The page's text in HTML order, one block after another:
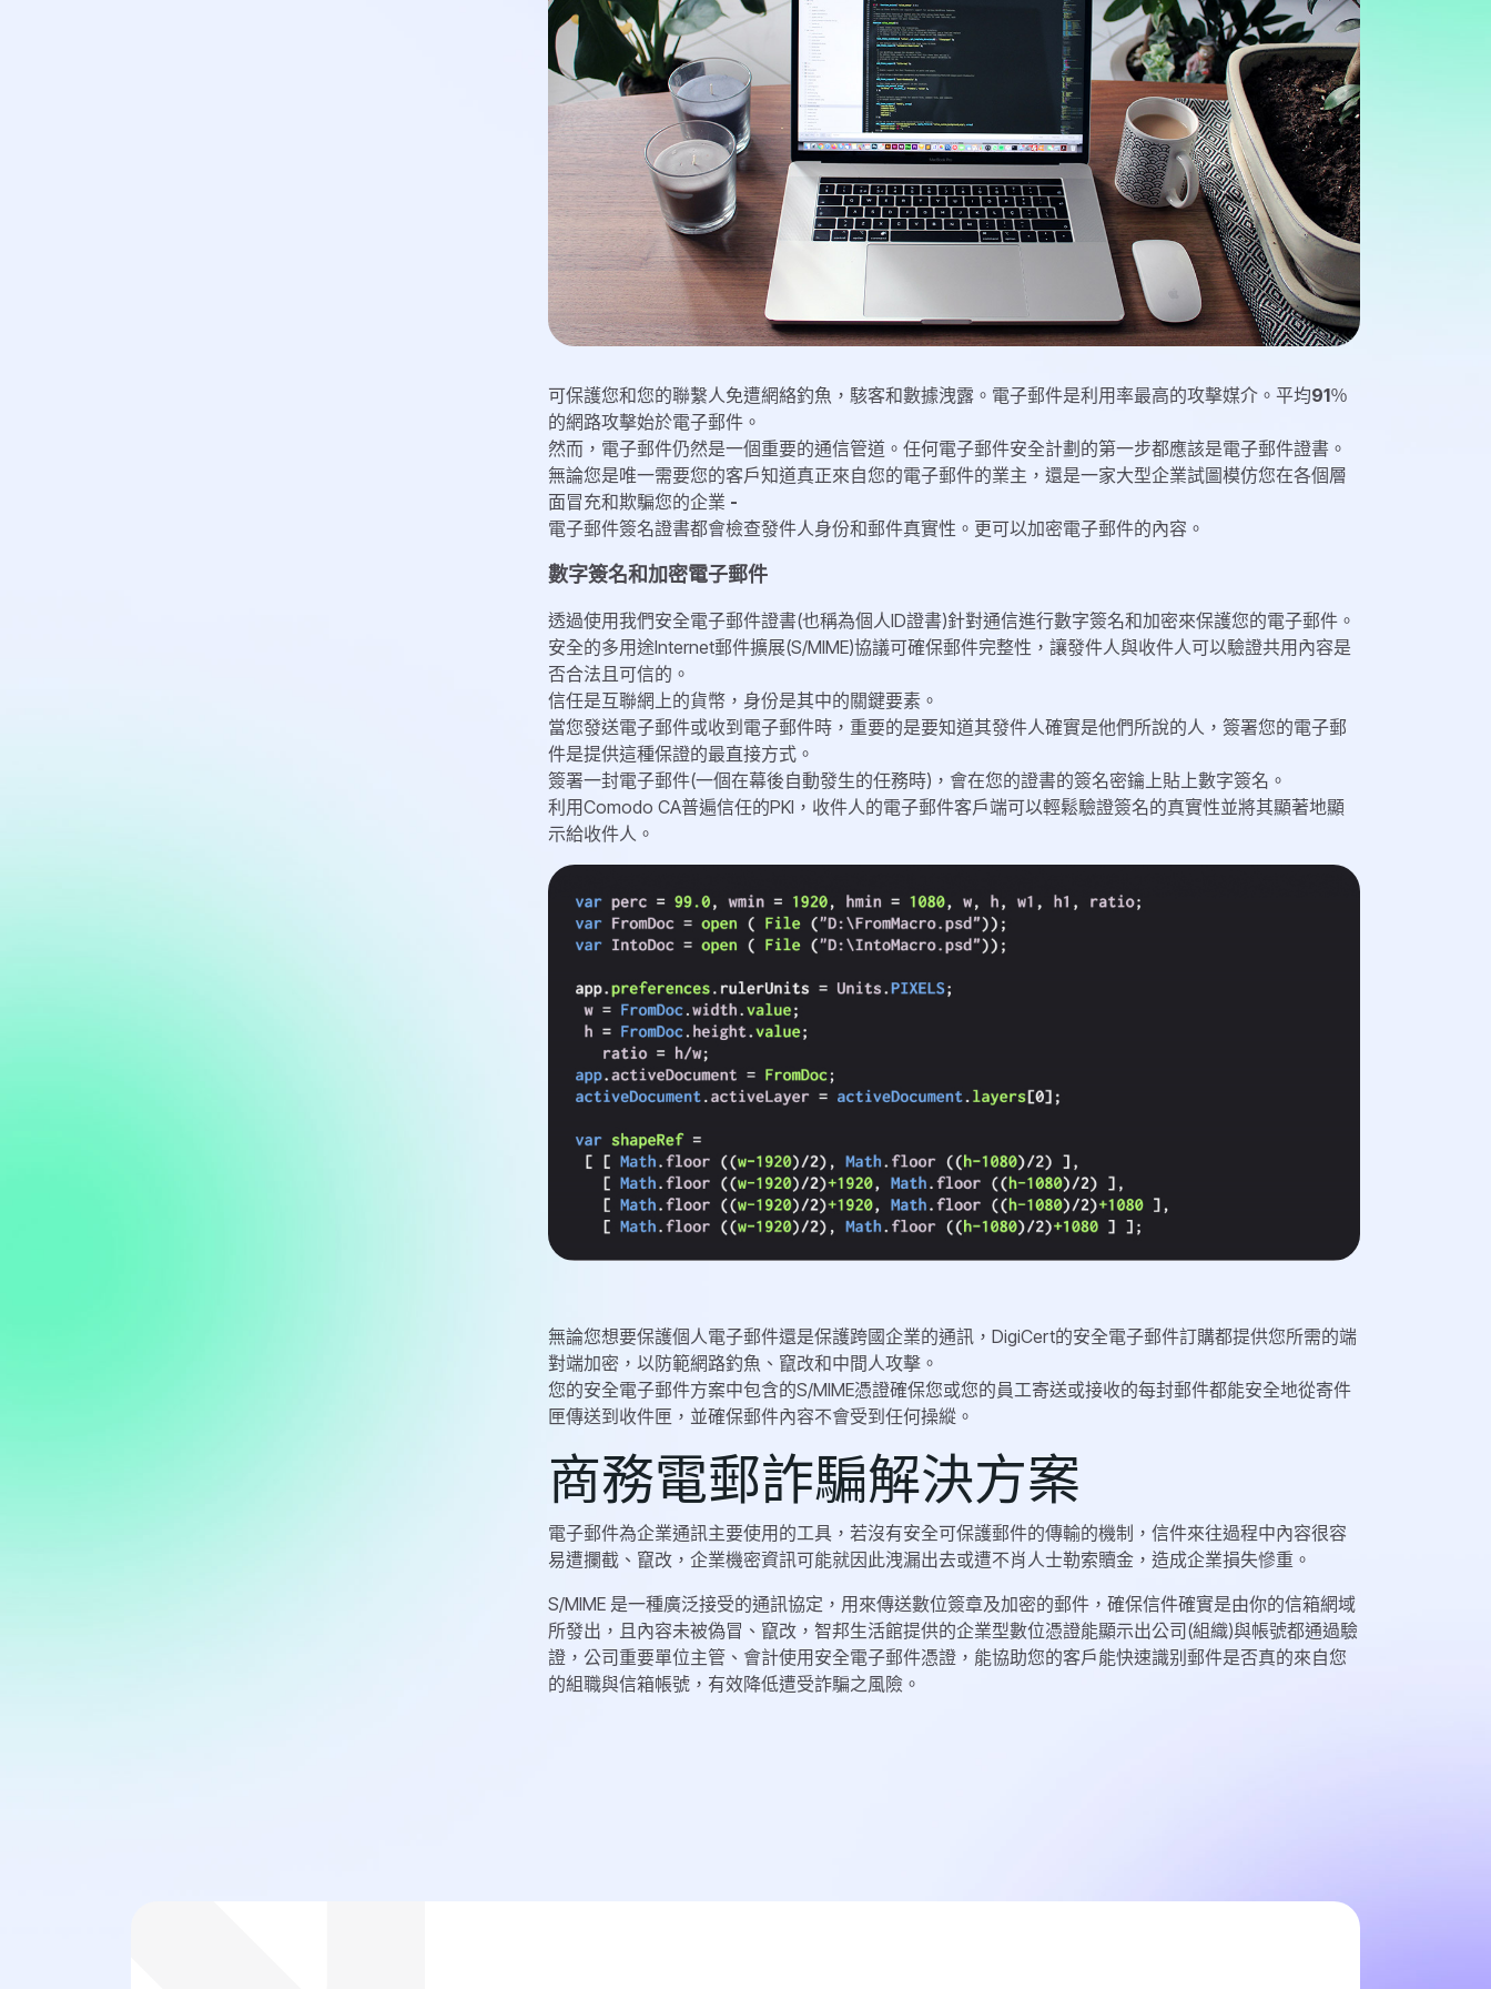
可保護您和您的聯繫人免遭網絡釣魚，駭客和數據洩露。電子郵件是利用率最高的攻擊媒介。平均91％
的網路攻擊始於電子郵件。
然而，電子郵件仍然是一個重要的通信管道。任何電子郵件安全計劃的第一步都應該是電子郵件證書。
無論您是唯一需要您的客戶知道真正來自您的電子郵件的業主，還是一家大型企業試圖模仿您在各個層
面冒充和欺騙您的企業 -
電子郵件簽名證書都會檢查發件人身份和郵件真實性。更可以加密電子郵件的內容。
數字簽名和加密電子郵件
透過使用我們安全電子郵件證書(也稱為個人ID證書)針對通信進行數字簽名和加密來保護您的電子郵件。
安全的多用途Internet郵件擴展(S/MIME)協議可確保郵件完整性，讓發件人與收件人可以驗證共用內容是
否合法且可信的。
信任是互聯網上的貨幣，身份是其中的關鍵要素。
當您發送電子郵件或收到電子郵件時，重要的是要知道其發件人確實是他們所說的人，簽署您的電子郵
件是提供這種保證的最直接方式。
簽署一封電子郵件(一個在幕後自動發生的任務時)，會在您的證書的簽名密鑰上貼上數字簽名。
利用Comodo CA普遍信任的PKI，收件人的電子郵件客戶端可以輕鬆驗證簽名的真實性並將其顯著地顯
示給收件人。
無論您想要保護個人電子郵件還是保護跨國企業的通訊，DigiCert的安全電子郵件訂購都提供您所需的端
對端加密，以防範網路釣魚、竄改和中間人攻擊。
您的安全電子郵件方案中包含的S/MIME憑證確保您或您的員工寄送或接收的每封郵件都能安全地從寄件
匣傳送到收件匣，並確保郵件內容不會受到任何操縱。
商務電郵詐騙解決方案
電子郵件為企業通訊主要使用的工具，若沒有安全可保護郵件的傳輸的機制，信件來往過程中內容很容
易遭攔截、竄改，企業機密資訊可能就因此洩漏出去或遭不肖人士勒索贖金，造成企業損失慘重。
S/MIME 是一種廣泛接受的通訊協定，用來傳送數位簽章及加密的郵件，確保信件確實是由你的信箱網域
所發出，且內容未被偽冒、竄改，智邦生活館提供的企業型數位憑證能顯示出公司(組織)與帳號都通過驗
證，公司重要單位主管、會計使用安全電子郵件憑證，能協助您的客戶能快速識别郵件是否真的來自您
的組職與信箱帳號，有效降低遭受詐騙之風險。